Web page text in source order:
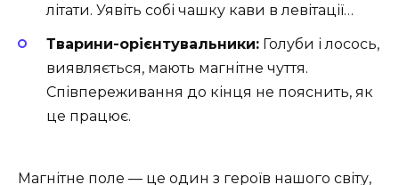
літати. Уявіть собі чашку кави в левітації…
Тварини-орієнтувальники: Голуби і лосось,
виявляється, мають магнітне чуття.
Співпереживання до кінця не пояснить, як
це працює.
Магнітне поле — це один з героїв нашого світу,